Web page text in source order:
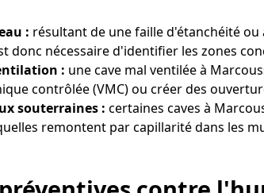
: résultant de une faille d'étanchéité
donc nécessaire d'identifier les zones
: une cave mal ventilée à
contrôlée (VMC) ou créer des
souterraines : certaines caves à
remontent par capillarité dans les